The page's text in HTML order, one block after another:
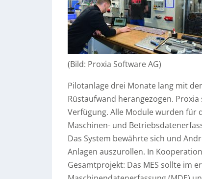
(Bild: Proxia Software AG)
Pilotanlage drei Monate lang mit
Rüstaufwand herangezogen.
Verfügung. Alle Module wurden für
Maschinen- und
Das System bewährte sich und
Anlagen auszurollen. In
Gesamtprojekt: Das MES sollte im